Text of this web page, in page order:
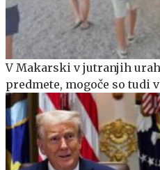
V Makarski v jutranjih
predmete, mogoče so tudi